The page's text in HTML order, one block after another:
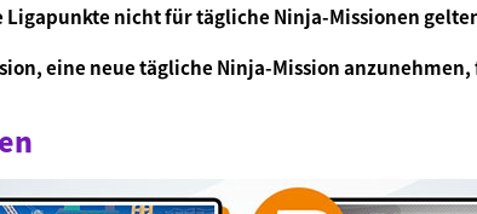
nicht für tägliche Ninja-Missionen
eine neue tägliche Ninja-Mission